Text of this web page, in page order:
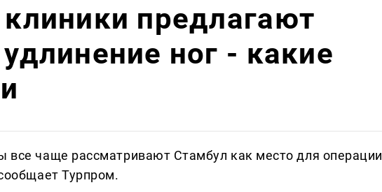
предлагают
ног - какие
все чаще рассматривают Стамбул как место для операции
Турпром.